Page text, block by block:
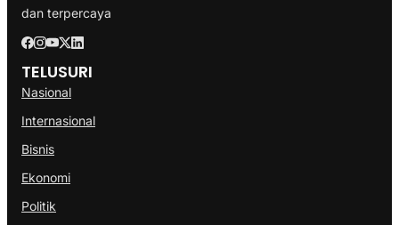
dan terpercaya
TELUSURI
Nasional
Internasional
Bisnis
Ekonomi
Politik